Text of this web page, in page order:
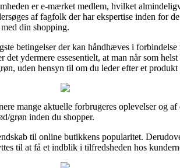
er e-mærket medlem, hvilket
af fagfolk der har ekspertise inden for
din shopping.
betingelser der kan håndhæves i forbindelse
ydermere essesentielt, at man når som
uden hensyn til om du leder efter et
mange aktuelle forbrugeres oplevelser og
grøn inden du shopper.
til online butikkens popularitet.
til at få et indblik i tilfredsheden hos